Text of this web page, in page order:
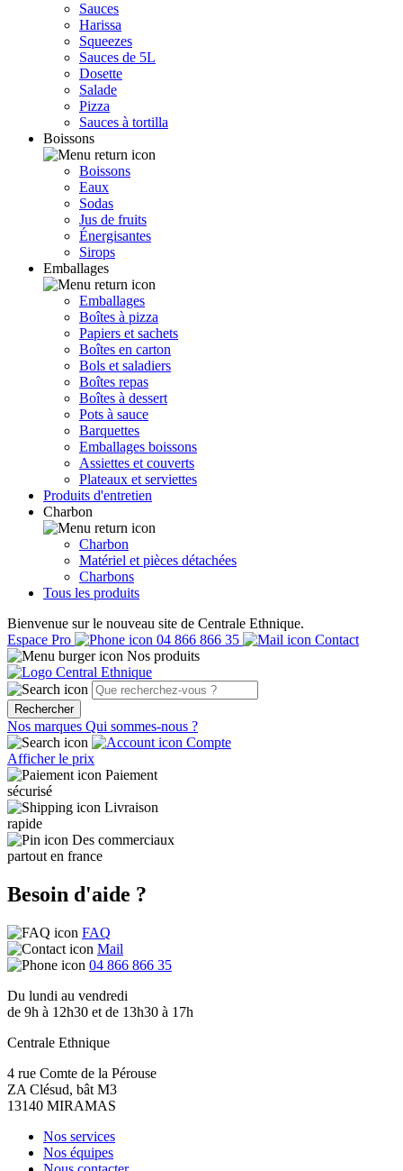
Sauces
Harissa
Squeezes
Sauces de 5L
Dosette
Salade
Pizza
Sauces à tortilla
Boissons
Boissons
Eaux
Sodas
Jus de fruits
Énergisantes
Sirops
Emballages
Emballages
Boîtes à pizza
Papiers et sachets
Boîtes en carton
Bols et saladiers
Boîtes repas
Boîtes à dessert
Pots à sauce
Barquettes
Emballages boissons
Assiettes et couverts
Plateaux et serviettes
Produits d'entretien
Charbon
Charbon
Matériel et pièces détachées
Charbons
Tous les produits
Bienvenue sur le nouveau site de Centrale Ethnique.
Espace Pro
04 866 866 35
Contact
Nos produits
Rechercher
Nos marques Qui sommes-nous ?
Compte
Afficher le prix
Paiement
sécurisé
Livraison
rapide
Des commerciaux
partout en france
Besoin d'aide ?
FAQ
Mail
04 866 866 35
Du lundi au vendredi
de 9h à 12h30 et de 13h30 à 17h
Centrale Ethnique
4 rue Comte de la Pérouse
ZA Clésud, bât M3
13140 MIRAMAS
Nos services
Nos équipes